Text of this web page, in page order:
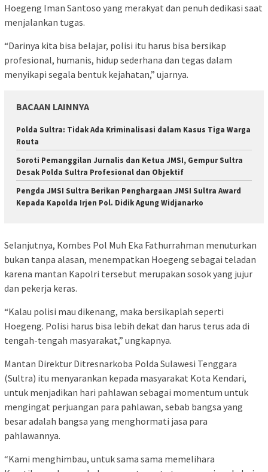
Hoegeng Iman Santoso yang merakyat dan penuh dedikasi saat
menjalankan tugas.
“Darinya kita bisa belajar, polisi itu harus bisa bersikap
profesional, humanis, hidup sederhana dan tegas dalam
menyikapi segala bentuk kejahatan,” ujarnya.
BACAAN LAINNYA
Polda Sultra: Tidak Ada Kriminalisasi dalam Kasus Tiga Warga
Routa
Soroti Pemanggilan Jurnalis dan Ketua JMSI, Gempur Sultra
Desak Polda Sultra Profesional dan Objektif
Pengda JMSI Sultra Berikan Penghargaan JMSI Sultra Award
Kepada Kapolda Irjen Pol. Didik Agung Widjanarko
Selanjutnya, Kombes Pol Muh Eka Fathurrahman menuturkan
bukan tanpa alasan, menempatkan Hoegeng sebagai teladan
karena mantan Kapolri tersebut merupakan sosok yang jujur
dan pekerja keras.
“Kalau polisi mau dikenang, maka bersikaplah seperti
Hoegeng. Polisi harus bisa lebih dekat dan harus terus ada di
tengah-tengah masyarakat,” ungkapnya.
Mantan Direktur Ditresnarkoba Polda Sulawesi Tenggara
(Sultra) itu menyarankan kepada masyarakat Kota Kendari,
untuk menjadikan hari pahlawan sebagai momentum untuk
mengingat perjuangan para pahlawan, sebab bangsa yang
besar adalah bangsa yang menghormati jasa para
pahlawannya.
“Kami menghimbau, untuk sama sama memelihara